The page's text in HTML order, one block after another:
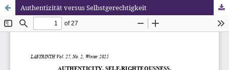
Authentizität versus Selbstgerechtigkeit